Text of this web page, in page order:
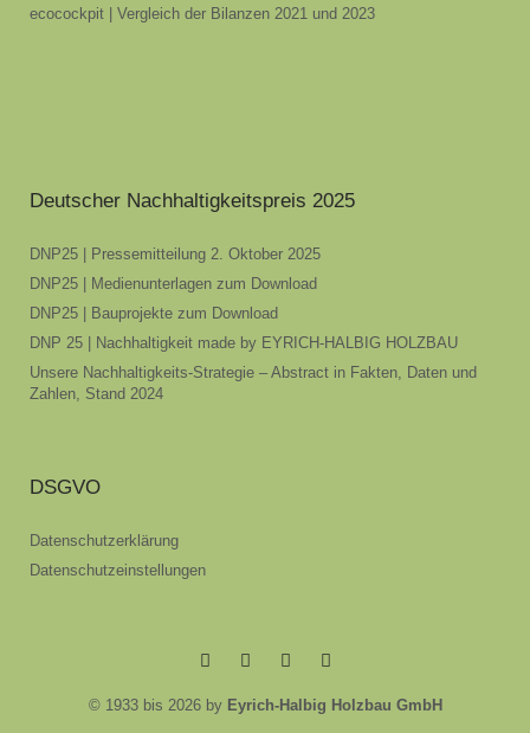
ecocockpit | Vergleich der Bilanzen 2021 und 2023
Deutscher Nachhaltigkeitspreis 2025
DNP25 | Pressemitteilung 2. Oktober 2025
DNP25 | Medienunterlagen zum Download
DNP25 | Bauprojekte zum Download
DNP 25 | Nachhaltigkeit made by EYRICH-HALBIG HOLZBAU
Unsere Nachhaltigkeits-Strategie – Abstract in Fakten, Daten und
Zahlen, Stand 2024
DSGVO
Datenschutzerklärung
Datenschutzeinstellungen
EYRICH-EYRICH-EYRICH-EYRICH-
© 1933 bis 2026 by Eyrich-Halbig Holzbau GmbH